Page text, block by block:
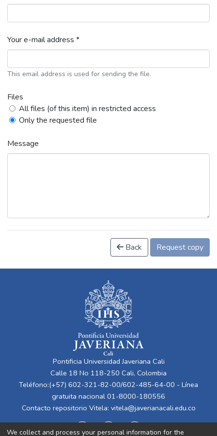
Your e-mail address *
This email address is used for sending the file.
Files
All files (of this item) in restricted access
Only the requested file
Message
Back Request copy
Pontificia Universidad Javeriana Cali
Calle 18 No 118-250 Cali, Colombia
Teléfono:(+57) 602-321-82-00/602-485-64-00 - Línea
gratuita nacional 01-8000-180556
Contacto repositorio Vitela: vitela@javerianacali.edu.co
We collect and process your personal information for the